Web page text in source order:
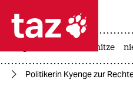
 taz
taz zahl ich
hitze
Politikerin Kyenge zur